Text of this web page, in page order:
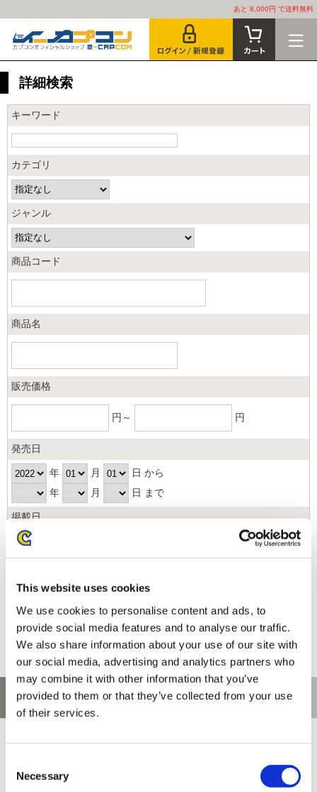
This website uses cookies
We use cookies to personalise content and ads, to
provide social media features and to analyse our traffic.
We also share information about your use of our site with
our social media, advertising and analytics partners who
may combine it with other information that you’ve
provided to them or that they’ve collected from your use
of their services.
Selection
Necessary
あと 8,000円 で送料無料
詳細検索
キーワード
カテゴリ
ジャンル
商品コード
商品名
販売価格
円～ 円
発売日
年 月
日 から
年
月 日 まで
掲載日
お問い合わせ